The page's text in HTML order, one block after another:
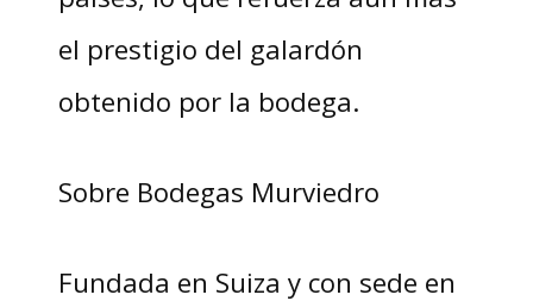
el prestigio del galardón
obtenido por la bodega.
Sobre Bodegas Murviedro
Fundada en Suiza y con sede en